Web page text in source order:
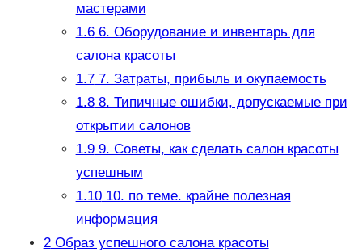
мастерами
1.66. Оборудование и инвентарь для
салона красоты
1.77. Затраты, прибыль и окупаемость
1.88. Типичные ошибки, допускаемые при
открытии салонов
1.99. Советы, как сделать салон красоты
успешным
1.1010. по теме. крайне полезная
информация
2Образ успешного салона красоты